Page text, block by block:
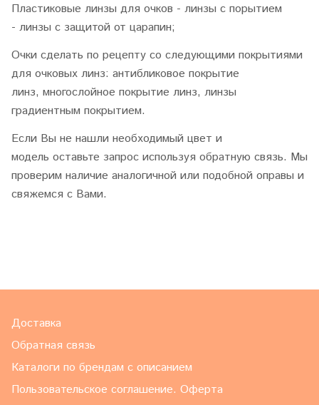
Пластиковые линзы для очков - линзы с порытием
- линзы с защитой от царапин;
Очки сделать по рецепту со следующими покрытиями
для очковых линз: антибликовое покрытие
линз, многослойное покрытие линз, линзы
градиентным покрытием.
Если Вы не нашли необходимый цвет и
модель оставьте запрос используя обратную связь. Мы
проверим наличие аналогичной или подобной оправы и
свяжемся с Вами.
Доставка
Обратная связь
Каталоги по брендам с описанием
Пользовательское соглашение. Оферта